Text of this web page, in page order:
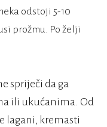
odstoji 5-10
prožmu. Po želji
spriječi da ga
ili ukućanima. Od
lagani, kremasti